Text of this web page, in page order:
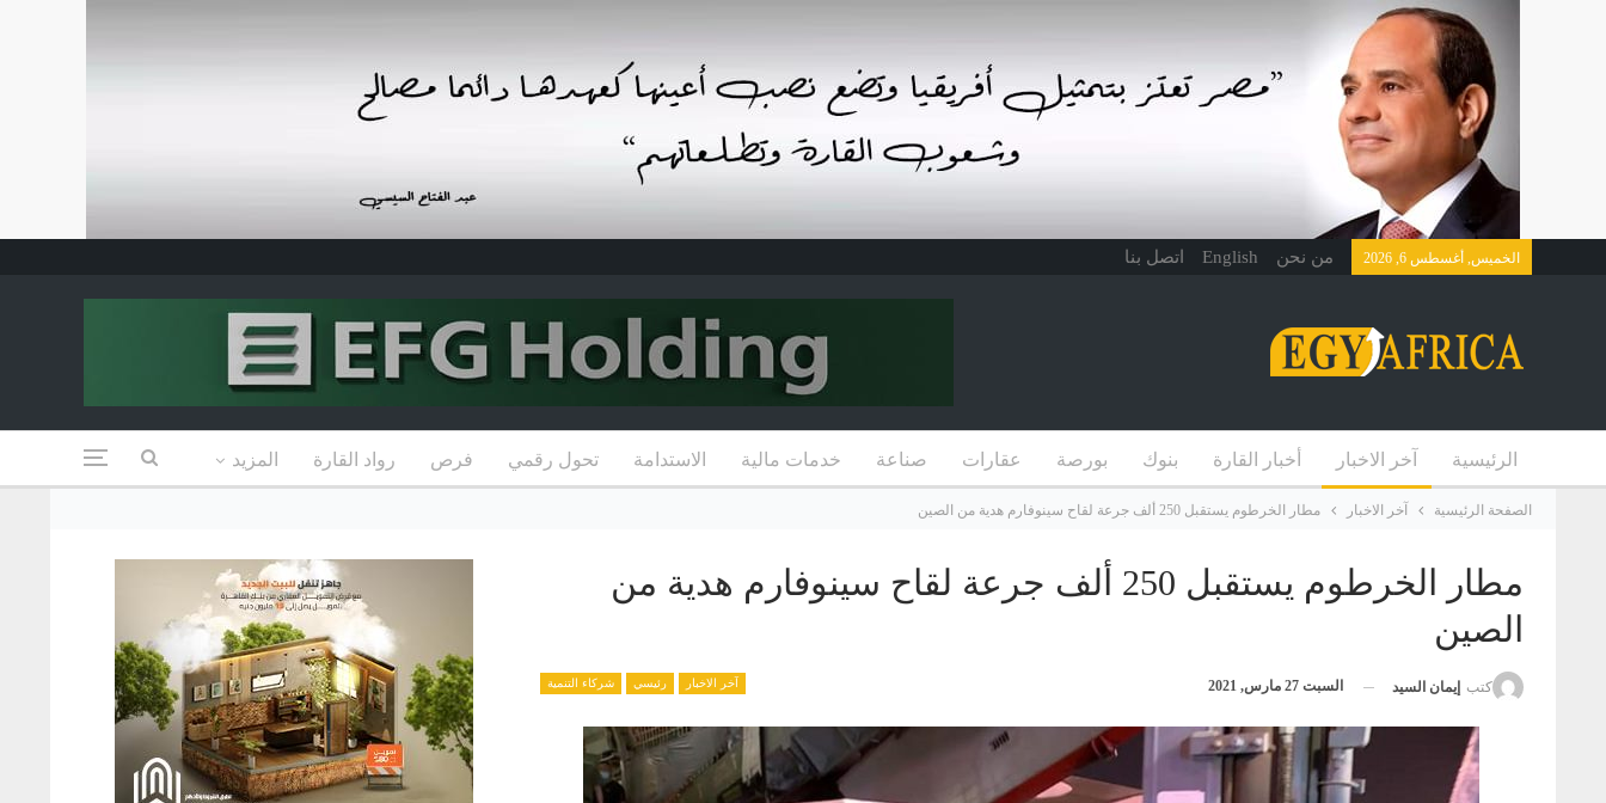
الخميس, أغسطس 6, 2026 من نحن English اتصل بنا
الرئيسية آخر الاخبار أخبار القارة بنوك بورصة عقارات صناعة خدمات مالية الاستدامة تحول رقمي فرص رواد القارة المزيد
الصفحة الرئيسية آخر الاخبار مطار الخرطوم يستقبل 250 ألف جرعة لقاح سينوفارم هدية من الصين
مطار الخرطوم يستقبل 250 ألف جرعة لقاح سينوفارم هدية من
الصين
آخر الاخبار رئيسي شركاء التنمية كتب إيمان السيد السبت 27 مارس, 2021